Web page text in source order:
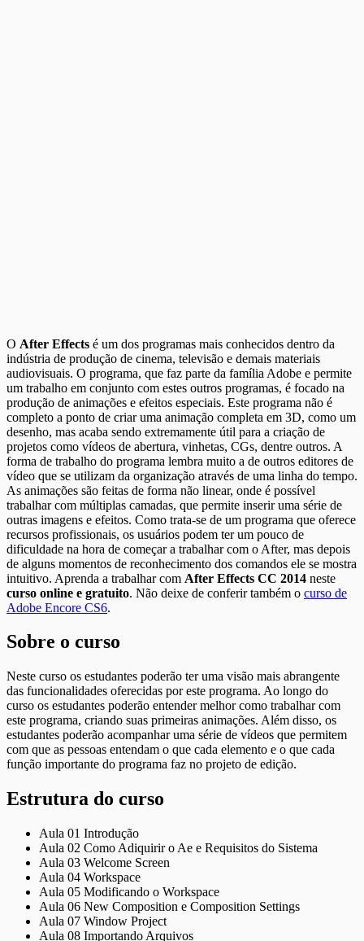
O After Effects é um dos programas mais conhecidos dentro da
indústria de produção de cinema, televisão e demais materiais
audiovisuais. O programa, que faz parte da família Adobe e permite
um trabalho em conjunto com estes outros programas, é focado na
produção de animações e efeitos especiais. Este programa não é
completo a ponto de criar uma animação completa em 3D, como um
desenho, mas acaba sendo extremamente útil para a criação de
projetos como vídeos de abertura, vinhetas, CGs, dentre outros. A
forma de trabalho do programa lembra muito a de outros editores de
vídeo que se utilizam da organização através de uma linha do tempo.
As animações são feitas de forma não linear, onde é possível
trabalhar com múltiplas camadas, que permite inserir uma série de
outras imagens e efeitos. Como trata-se de um programa que oferece
recursos profissionais, os usuários podem ter um pouco de
dificuldade na hora de começar a trabalhar com o After, mas depois
de alguns momentos de reconhecimento dos comandos ele se mostra
intuitivo. Aprenda a trabalhar com After Effects CC 2014 neste
curso online e gratuito. Não deixe de conferir também o curso de
Adobe Encore CS6.
Sobre o curso
Neste curso os estudantes poderão ter uma visão mais abrangente
das funcionalidades oferecidas por este programa. Ao longo do
curso os estudantes poderão entender melhor como trabalhar com
este programa, criando suas primeiras animações. Além disso, os
estudantes poderão acompanhar uma série de vídeos que permitem
com que as pessoas entendam o que cada elemento e o que cada
função importante do programa faz no projeto de edição.
Estrutura do curso
Aula 01 Introdução
Aula 02 Como Adiquirir o Ae e Requisitos do Sistema
Aula 03 Welcome Screen
Aula 04 Workspace
Aula 05 Modificando o Workspace
Aula 06 New Composition e Composition Settings
Aula 07 Window Project
Aula 08 Importando Arquivos